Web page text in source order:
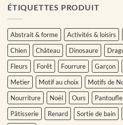
ÉTIQUETTES PRODUIT
Abstrait & forme Activités & loisirs
Chien
Château Dinosaure
Fleurs
Forêt Fourrure Garçon
Metier
Motif au choix Motifs de
Nourriture
Noël Ours
Pâtisserie
Renard Sortie de bain